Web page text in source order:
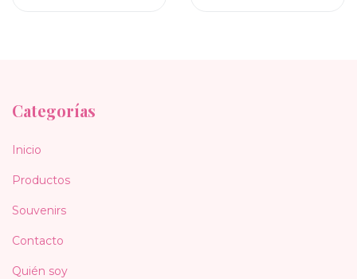
Categorías
Inicio
Productos
Souvenirs
Contacto
Quién soy